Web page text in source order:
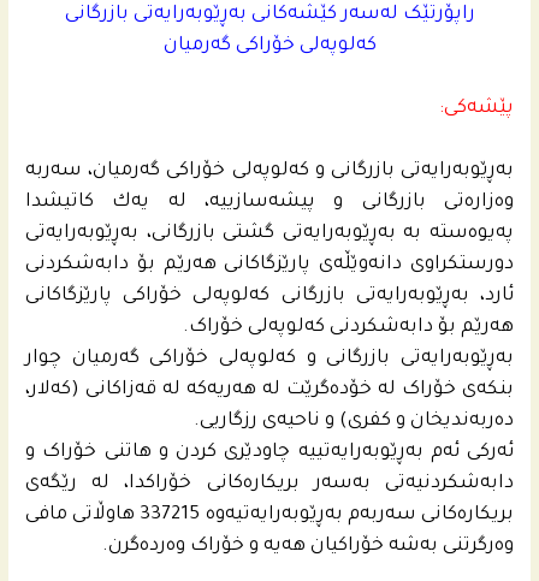
راپۆرتێک لەسەر کێشەکانی بەڕێوبەرایەتی بازرگانی
کەلوپەلی خۆراکی گەرمیان
پێشەکی:
بەڕێوبەرایەتی بازرگانی و کەلوپەلی خۆراکی گەرمیان، سەربە
وەزارەتی بازرگانی و پیشەسازییه‌، له‌ یه‌ك كاتیشدا
په‌یوه‌سته‌ به‌ بەڕێوبەرایەتی گشتی بازرگانی، بەڕێوبەرایەتی
دورستکراوی دانەوێڵەی پارێزگاکانی هەرێم بۆ دابەشکردنی
ئارد، بەڕێوبەرایەتی بازرگانی کەلوپەلی خۆراکی پارێزگاکانی
هەرێم بۆ دابەشکردنی کەلوپەلی خۆراک.
بەڕێوبەرایەتی بازرگانی و کەلوپەلی خۆراکی گەرمیان چوار
بنکەی خۆراک لە خۆدەگرێت له‌ هەریەکە لە قەزاكانی (کەلار،
دەربەندیخان و کفری) و ناحیەی رزگاریی.
ئەرکی ئەم بەڕێوبەرایەتییە چاودێری کردن و هاتنی خۆراک و
دابەشکردنیەتی بەسەر بریکارەکانی خۆراکدا، لە رێگەی
بریکارەکانی سەربەم بەڕێوبەرایەتیەوە 337215 هاوڵاتی مافی
وەرگرتنی بەشە خۆراکیان هەیە و خۆراک وەردەگرن.